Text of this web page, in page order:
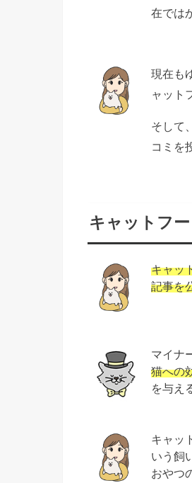
在では
現在も
ャット
そして
コミを
キャットフ
キャッ
記事を
マイナ
猫への
を与え
キャッ
いう飼
おやつ